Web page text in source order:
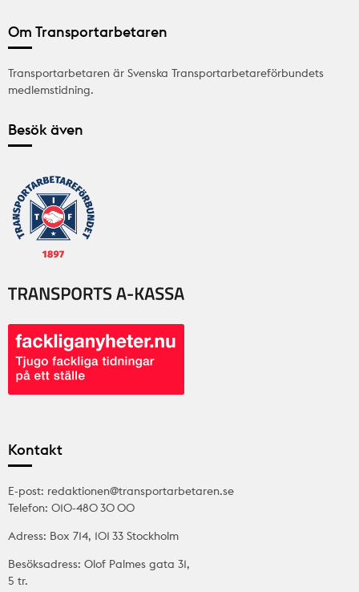
Om Transportarbetaren
Transportarbetaren är Svenska Transportarbetareförbundets
medlemstidning.
Besök även
Kontakt
E-post: redaktionen@transportarbetaren.se
Telefon: 010-480 30 00
Adress: Box 714, 101 33 Stockholm
Besöksadress: Olof Palmes gata 31,
5 tr.